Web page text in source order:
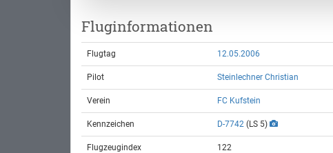
Fluginformationen
Flugtag 12.05.2006
Pilot Steinlechner Christian
Verein FC Kufstein
Kennzeichen D-7742 (LS 5)
Flugzeugindex 122